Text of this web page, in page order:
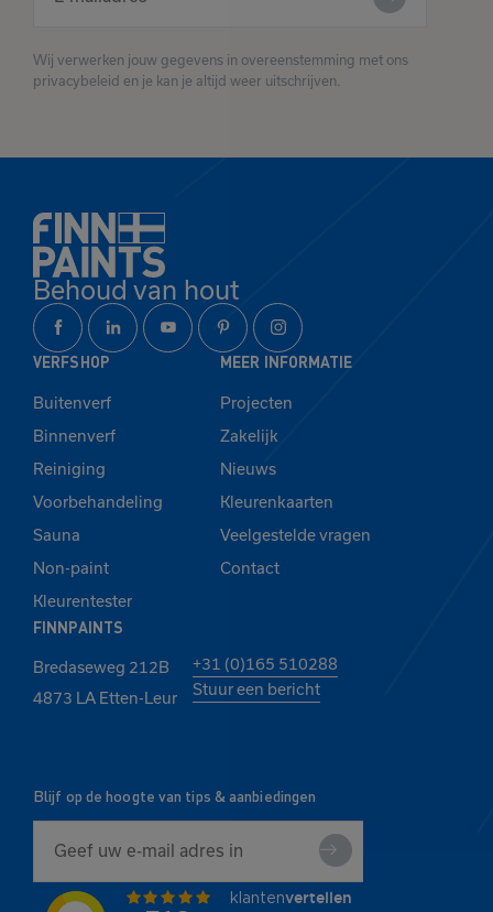
Wij verwerken jouw gegevens in overeenstemming met ons
privacybeleid en je kan je altijd weer uitschrijven.
Behoud van hout
VERFSHOP
Buitenverf
Binnenverf
Reiniging
Voorbehandeling
Sauna
Non-paint
Kleurentester
MEER INFORMATIE
Projecten
Zakelijk
Nieuws
Kleurenkaarten
Veelgestelde vragen
Contact
FINNPAINTS
Bredaseweg 212B
4873 LA Etten-Leur
+31 (0)165 510288
Stuur een bericht
Blijf op de hoogte van tips & aanbiedingen